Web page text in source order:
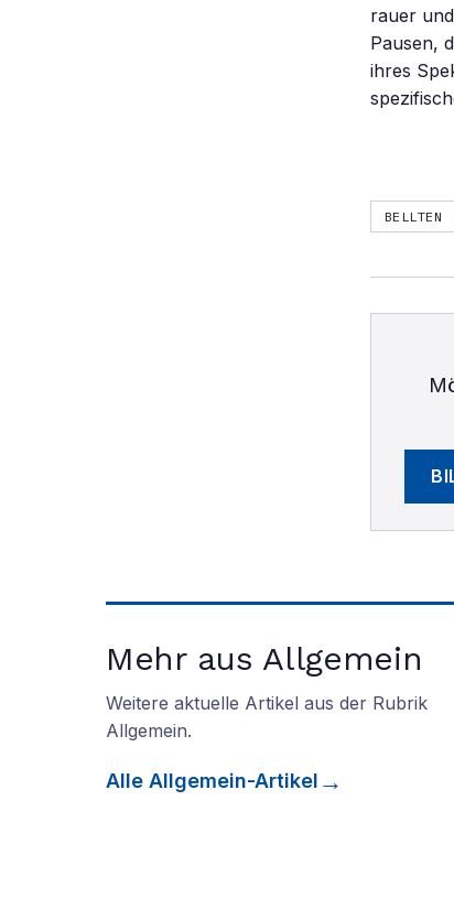
rauer
Pausen,
ihres
BELLTEN
Mehr aus Allgemein
Weitere aktuelle Artikel aus der Rubrik
Allgemein.
Alle Allgemein-Artikel